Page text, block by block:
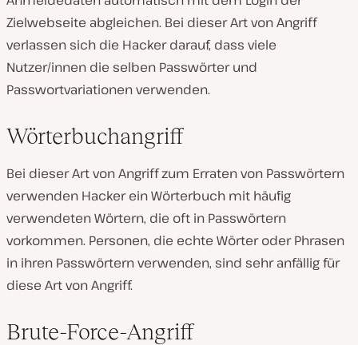
Zielwebseite abgleichen. Bei dieser Art von Angriff
verlassen sich die Hacker darauf, dass viele
Nutzer/innen die selben Passwörter und
Passwortvariationen verwenden.
Wörterbuchangriff
Bei dieser Art von Angriff zum Erraten von Passwörtern
verwenden Hacker ein Wörterbuch mit häufig
verwendeten Wörtern, die oft in Passwörtern
vorkommen. Personen, die echte Wörter oder Phrasen
in ihren Passwörtern verwenden, sind sehr anfällig für
diese Art von Angriff.
Brute-Force-Angriff